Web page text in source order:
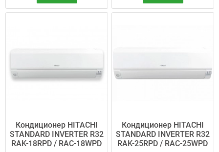
Кондиционер HITACHI
STANDARD INVERTER R32
RAK-18RPD / RAC-18WPD
Кондиционер HITACHI
STANDARD INVERTER R32
RAK-25RPD / RAC-25WPD